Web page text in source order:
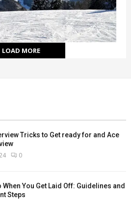
LOAD MORE
Tricks to Get ready for and Ace
0
When You Get Laid Off: Guidelines and
Steps